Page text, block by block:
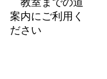
教室までの道
案内にご利用く
ださい